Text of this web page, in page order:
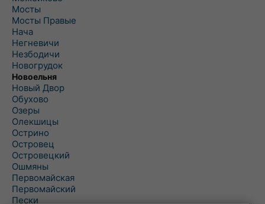
Мосты
Мосты Правые
Нача
Негневичи
Незбодичи
Новогрудок
Новоельня
Новый Двор
Обухово
Озеры
Олекшицы
Острино
Островец
Островецкий
Ошмяны
Первомайская
Первомайский
Пески